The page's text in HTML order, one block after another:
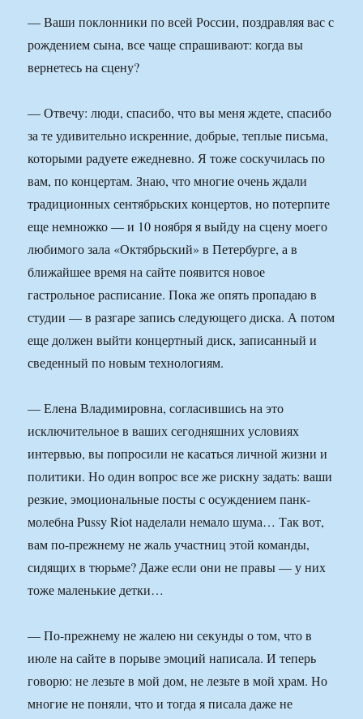
— Ваши поклонники по всей России, поздравляя вас с
рождением сына, все чаще спрашивают: когда вы
вернетесь на сцену?
— Отвечу: люди, спасибо, что вы меня ждете, спасибо
за те удивительно искренние, добрые, теплые письма,
которыми радуете ежедневно. Я тоже соскучилась по
вам, по концертам. Знаю, что многие очень ждали
традиционных сентябрьских концертов, но потерпите
еще немножко — и 10 ноября я выйду на сцену моего
любимого зала «Октябрьский» в Петербурге, а в
ближайшее время на сайте появится новое
гастрольное расписание. Пока же опять пропадаю в
студии — в разгаре запись следующего диска. А потом
еще должен выйти концертный диск, записанный и
сведенный по новым технологиям.
— Елена Владимировна, согласившись на это
исключительное в ваших сегодняшних условиях
интервью, вы попросили не касаться личной жизни и
политики. Но один вопрос все же рискну задать: ваши
резкие, эмоциональные посты с осуждением панк-
молебна Pussy Riot наделали немало шума… Так вот,
вам по-прежнему не жаль участниц этой команды,
сидящих в тюрьме? Даже если они не правы — у них
тоже маленькие детки…
— По-прежнему не жалею ни секунды о том, что в
июле на сайте в порыве эмоций написала. И теперь
говорю: не лезьте в мой дом, не лезьте в мой храм. Но
многие не поняли, что и тогда я писала даже не